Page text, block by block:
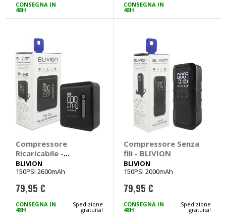
CONSEGNA IN
48H
CONSEGNA IN
48H
Compressore
Ricaricabile -
BLIVION
BLIVION
150PSI 2600mAh
79,95 €
CONSEGNA IN
48H
Spedizione
gratuita!
Compressore Senza
fili - BLIVION
BLIVION
150PSI 2000mAh
79,95 €
CONSEGNA IN
48H
Spedizione
gratuita!